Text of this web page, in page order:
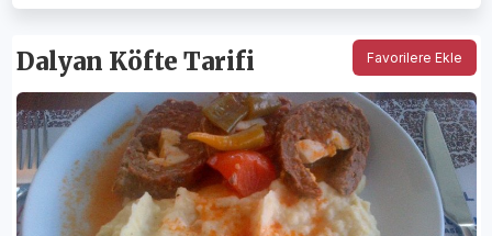
Favorilere Ekle
Dalyan Köfte Tarifi